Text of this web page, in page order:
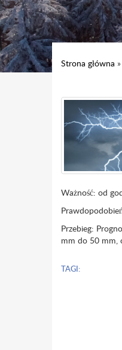
Strona główna »
Ważność: od
Przebieg:
mm do 50 mm,
TAGI: